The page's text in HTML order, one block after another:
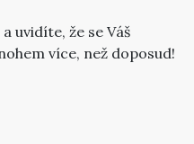
uvidíte, že se Váš
více, než doposud!